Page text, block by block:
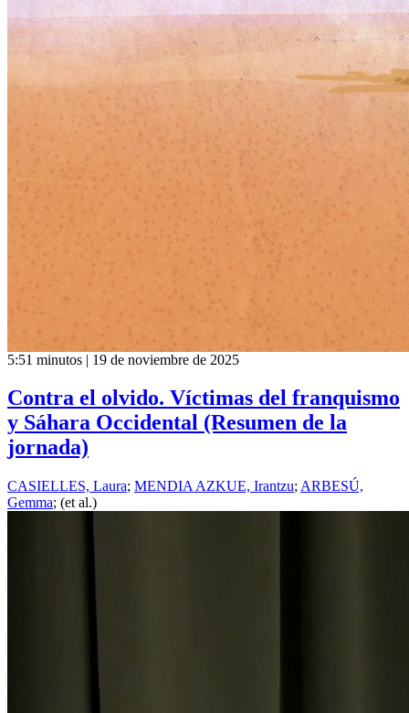
5:51 minutos | 19 de noviembre de 2025
Contra el olvido. Víctimas del franquismo
y Sáhara Occidental (Resumen de la
jornada)
CASIELLES, Laura; MENDIA AZKUE, Irantzu; ARBESÚ,
Gemma; (et al.)